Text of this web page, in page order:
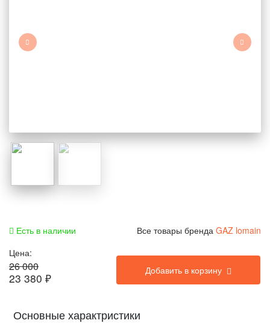
Есть в наличии Все товары бренда GAZ lomain
Цена:
26 000
23 380 ₽
Добавить в корзину
Основные характристики